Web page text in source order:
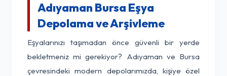
Adıyaman Bursa Eşya
Depolama ve Arşivleme
Eşyalarınızı taşımadan önce güvenli bir yerde
bekletmeniz mi gerekiyor? Adıyaman ve Bursa
çevresindeki modern depolarımızda, kişiye özel